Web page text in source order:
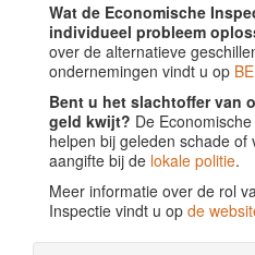
Wat de Economische
individueel probleem
over de alternatieve
ondernemingen vindt u op
Bent u het slachtoffer van
geld kwijt? De
helpen bij geleden schade of
aangifte bij de lokale politie.
Meer informatie over de rol
Inspectie vindt u op de